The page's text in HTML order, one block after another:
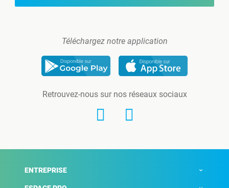
Téléchargez notre application
Retrouvez-nous sur nos réseaux sociaux
ENTREPRISE